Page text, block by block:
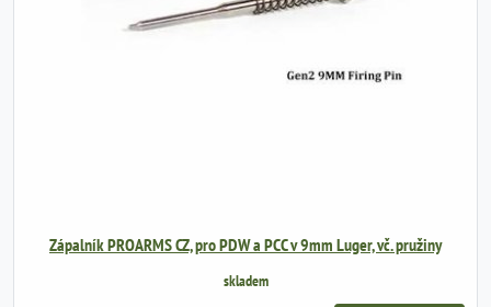
Zápalník PROARMS CZ, pro PDW a PCC v 9mm Luger, vč. pružiny
skladem